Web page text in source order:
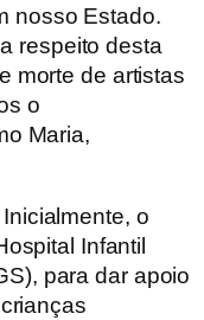
nosso Estado.
respeito desta
morte de artistas
o
Maria,
Inicialmente, o
Infantil
para dar apoio